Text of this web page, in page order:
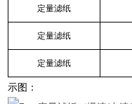
定量滤纸
定量滤纸
定量滤纸
示图：